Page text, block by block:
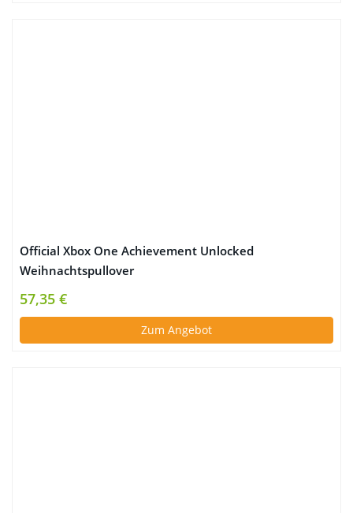
Official Xbox One Achievement Unlocked
Weihnachtspullover
57,35 €
Zum Angebot